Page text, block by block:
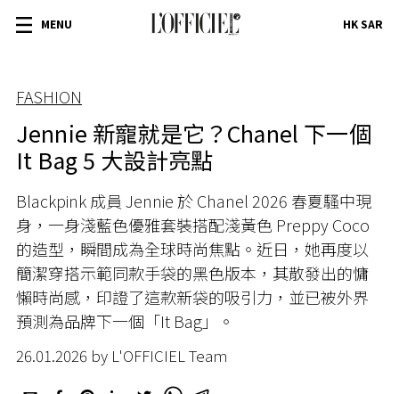
MENU HK SAR
FASHION
Jennie 新寵就是它？Chanel 下一個
It Bag 5 大設計亮點
Blackpink 成員 Jennie 於 Chanel 2026 春夏騷中現
身，一身淺藍色優雅套裝搭配淺黃色 Preppy Coco
的造型，瞬間成為全球時尚焦點。近日，她再度以
簡潔穿搭示範同款手袋的黑色版本，其散發出的慵
懶時尚感，印證了這款新袋的吸引力，並已被外界
預測為品牌下一個「It Bag」。
26.01.2026 by L'OFFICIEL Team